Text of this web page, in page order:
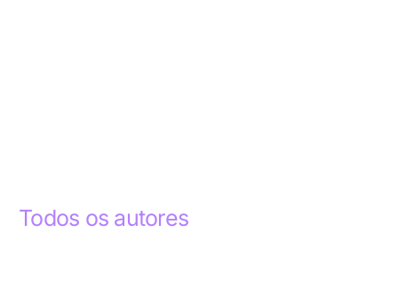
Todos os autores